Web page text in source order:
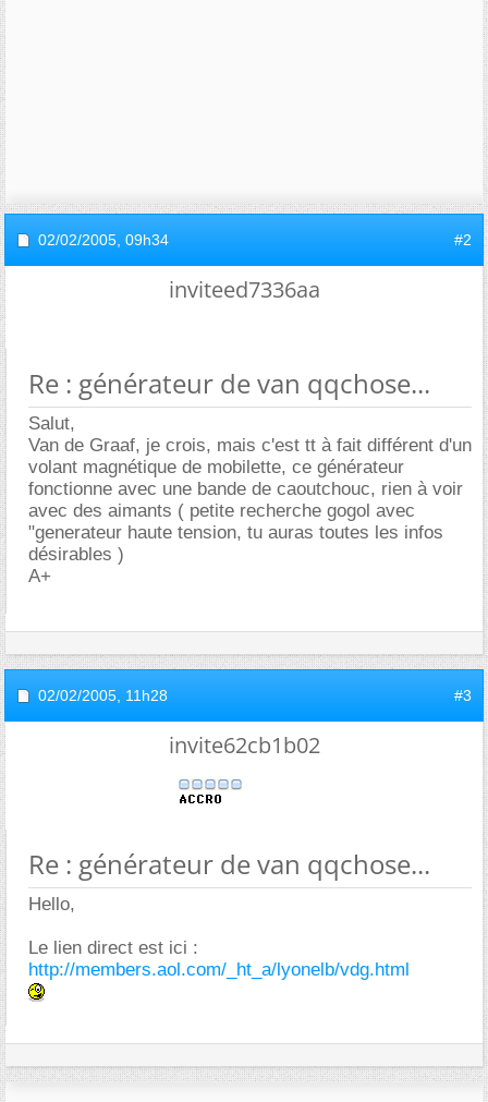
02/02/2005, 09h34 #2
inviteed7336aa
Re : générateur de van qqchose...
Salut,
Van de Graaf, je crois, mais c'est tt à fait différent d'un
volant magnétique de mobilette, ce générateur
fonctionne avec une bande de caoutchouc, rien à voir
avec des aimants ( petite recherche gogol avec
"generateur haute tension, tu auras toutes les infos
désirables )
A+
02/02/2005, 11h28 #3
invite62cb1b02
Re : générateur de van qqchose...
Hello,
Le lien direct est ici :
http://members.aol.com/_ht_a/lyonelb/vdg.html